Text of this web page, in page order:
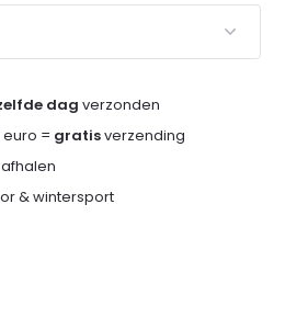
dag verzonden
= gratisverzending
& wintersport